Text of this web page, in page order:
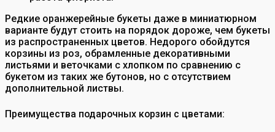
Редкие оранжерейные букеты даже в миниатюрном
варианте будут стоить на порядок дороже, чем букеты
из распространенных цветов. Недорого обойдутся
корзины из роз, обрамленные декоративными
листьями и веточками с хлопком по сравнению с
букетом из таких же бутонов, но с отсутствием
дополнительной листвы.
Преимущества подарочных корзин с цветами: